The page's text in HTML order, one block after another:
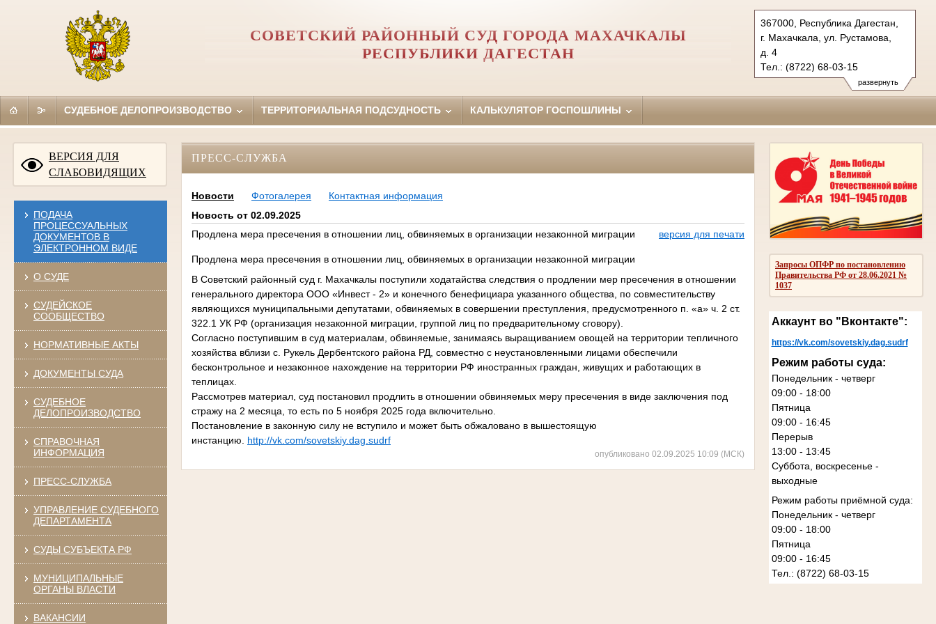
развернуть
367000, Республика Дагестан,
г. Махачкала, ул. Рустамова,
д. 4
Тел.: (8722) 68-03-15
sovetskiy.dag@sudrf.ru
СОВЕТСКИЙ РАЙОННЫЙ СУД ГОРОДА МАХАЧКАЛЫ
РЕСПУБЛИКИ ДАГЕСТАН
СУДЕБНОЕ ДЕЛОПРОИЗВОДСТВО ТЕРРИТОРИАЛЬНАЯ ПОДСУДНОСТЬ КАЛЬКУЛЯТОР ГОСПОШЛИНЫ
ВЕРСИЯ ДЛЯ
СЛАБОВИДЯЩИХ
ПОДАЧА
ПРОЦЕССУАЛЬНЫХ
ДОКУМЕНТОВ В
ЭЛЕКТРОННОМ ВИДЕ
О СУДЕ
СУДЕЙСКОЕ
СООБЩЕСТВО
НОРМАТИВНЫЕ АКТЫ
ДОКУМЕНТЫ СУДА
СУДЕБНОЕ
ДЕЛОПРОИЗВОДСТВО
СПРАВОЧНАЯ
ИНФОРМАЦИЯ
ПРЕСС-СЛУЖБА
УПРАВЛЕНИЕ СУДЕБНОГО
ДЕПАРТАМЕНТА
СУДЫ СУБЪЕКТА РФ
МУНИЦИПАЛЬНЫЕ
ОРГАНЫ ВЛАСТИ
ВАКАНСИИ
Запросы ОПФР по постановлению
Правительства РФ от 28.06.2021 №
1037
Аккаунт во "Вконтакте":
https://vk.com/sovetskiy.dag.sudrf
Режим работы суда:
Понедельник - четверг
09:00 - 18:00
Пятница
09:00 - 16:45
Перерыв
13:00 - 13:45
Суббота, воскресенье -
выходные
Режим работы приёмной суда:
Понедельник - четверг
09:00 - 18:00
Пятница
09:00 - 16:45
Тел.: (8722) 68-03-15
ПРЕСС-СЛУЖБА
Новости Фотогалерея
Контактная информация
Новость от 02.09.2025
Продлена мера пресечения в отношении лиц, обвиняемых в организации незаконной миграции
версия для печати
Продлена мера пресечения в отношении лиц, обвиняемых в организации незаконной миграции
В Советский районный суд г. Махачкалы поступили ходатайства следствия о продлении мер пресечения в отношении
генерального директора ООО «Инвест - 2» и конечного бенефициара указанного общества, по совместительству
являющихся муниципальными депутатами, обвиняемых в совершении преступления, предусмотренного п. «а» ч. 2 ст.
322.1 УК РФ (организация незаконной миграции, группой лиц по предварительному сговору).
Согласно поступившим в суд материалам, обвиняемые, занимаясь выращиванием овощей на территории тепличного
хозяйства вблизи с. Рукель Дербентского района РД, совместно с неустановленными лицами обеспечили
бесконтрольное и незаконное нахождение на территории РФ иностранных граждан, живущих и работающих в
теплицах.
Рассмотрев материал, суд постановил продлить в отношении обвиняемых меру пресечения в виде заключения под
стражу на 2 месяца, то есть по 5 ноября 2025 года включительно.
Постановление в законную силу не вступило и может быть обжаловано в вышестоящую
инстанцию. http://vk.com/sovetskiy.dag.sudrf
опубликовано 02.09.2025 10:09 (МСК)